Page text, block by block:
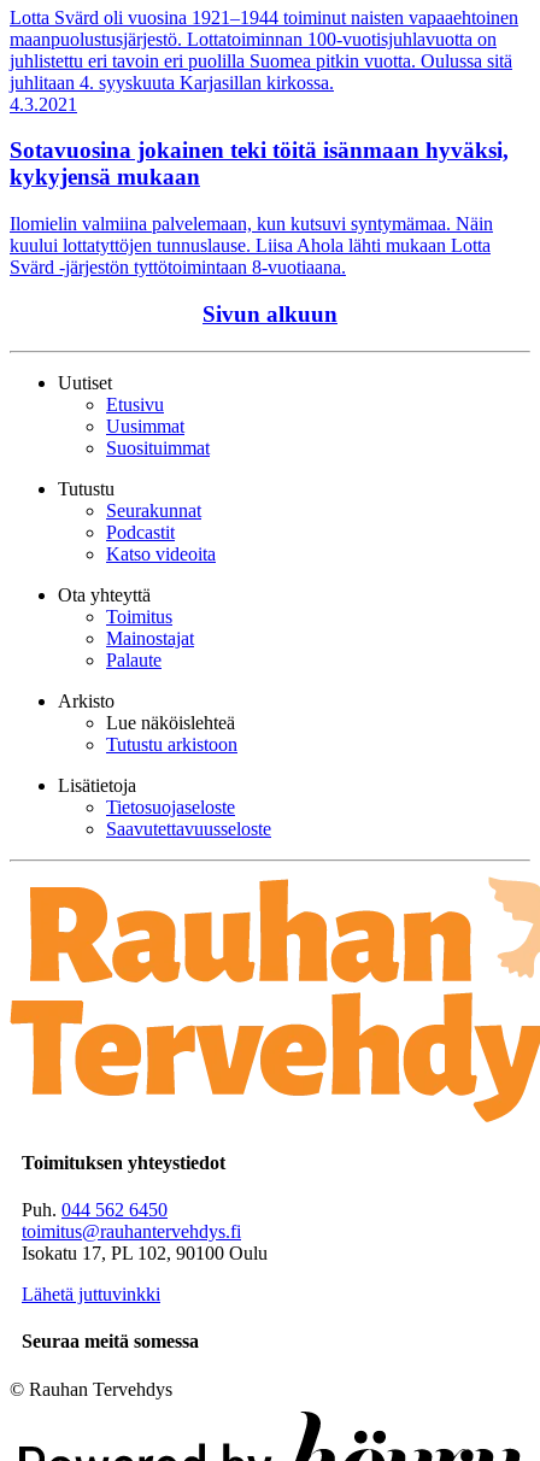
Lotta Svärd oli vuosina 1921–1944 toiminut naisten vapaaehtoinen
maanpuolustusjärjestö. Lottatoiminnan 100-vuotisjuhlavuotta on
juhlistettu eri tavoin eri puolilla Suomea pitkin vuotta. Oulussa sitä
juhlitaan 4. syyskuuta Karjasillan kirkossa.
4.3.2021
Sotavuosina jokainen teki töitä isänmaan hyväksi,
kykyjensä mukaan
Ilomielin valmiina palvelemaan, kun kutsuvi syntymämaa. Näin
kuului lottatyttöjen tunnuslause. Liisa Ahola lähti mukaan Lotta
Svärd -järjestön tyttötoimintaan 8-vuotiaana.
Sivun alkuun
Uutiset
Etusivu
Uusimmat
Suosituimmat
Tutustu
Seurakunnat
Podcastit
Katso videoita
Ota yhteyttä
Toimitus
Mainostajat
Palaute
Arkisto
Lue näköislehteä
Tutustu arkistoon
Lisätietoja
Tietosuojaseloste
Saavutettavuusseloste
Toimituksen yhteystiedot
Puh. 044 562 6450
toimitus@rauhantervehdys.fi
Isokatu 17, PL 102, 90100 Oulu
Lähetä juttuvinkki
Seuraa meitä somessa
© Rauhan Tervehdys